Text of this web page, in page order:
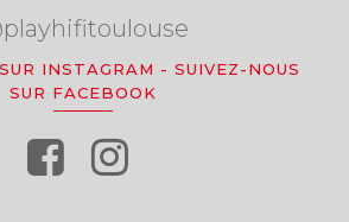
INSTAGRAM - SUIVEZ-NOUS
SUR FACEBOOK